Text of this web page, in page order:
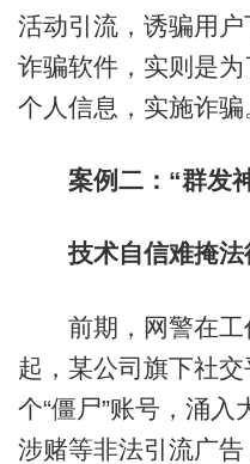
活动引流，诱骗用
诈骗软件，实则是
个人信息，实施诈骗
案例二：“群发神
技术自信难掩法
前期，网警在工
起，某公司旗下社
个“僵尸”账号，涌入
涉赌等非法引流广告